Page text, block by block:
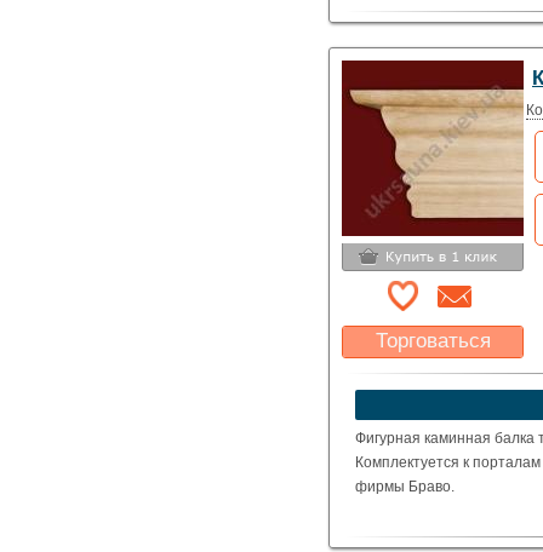
Торговаться
Какая цена Вас
устроит?
Фигурная каминная балка
Комплектуется к
фирмы Браво.